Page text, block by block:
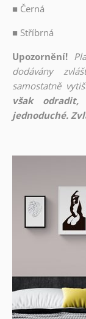
■ Černá
■ Stříbrná
Upozornění!
dodávány
samostatně
však
jednoduché.